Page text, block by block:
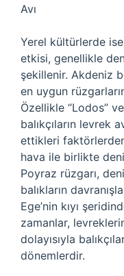
Avı
Yerel kültürlerde
etkisi, genellikle
şekillenir. Akdeniz
en uygun
Özellikle “Lodos”
balıkçıların levrek
ettikleri
hava ile birlikte
Poyraz rüzgarı,
balıkların
Ege’nin kıyı
zamanlar,
dolayısıyla
dönemlerdir.